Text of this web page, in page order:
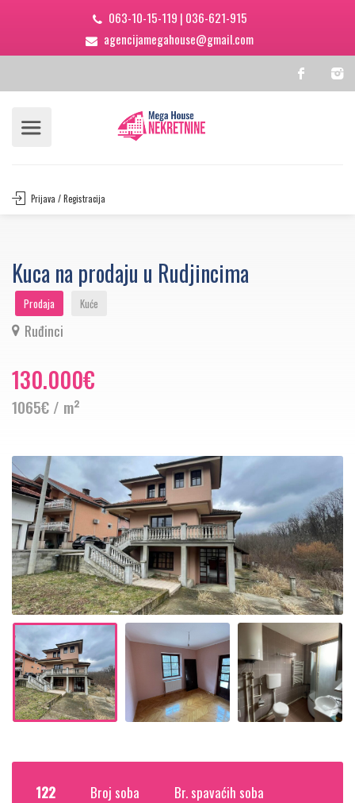
063-10-15-119 | 036-621-915
agencijamegahouse@gmail.com
Prijava / Registracija
Kuca na prodaju u Rudjincima
Prodaja Kuće
Ruđinci
130.000€
1065€ / m²
122
Broj soba
Br. spavaćih soba